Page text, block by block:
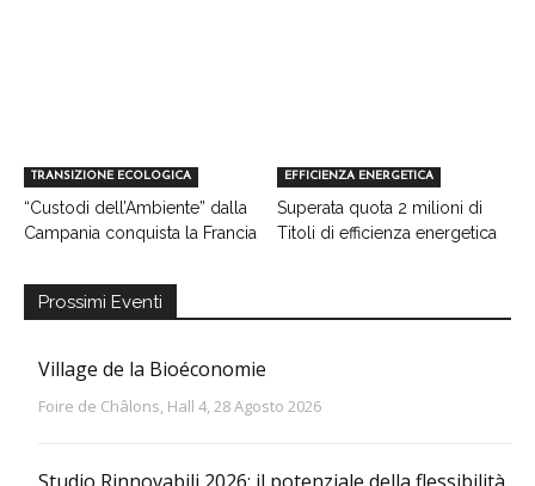
TRANSIZIONE ECOLOGICA
“Custodi dell’Ambiente” dalla
Campania conquista la Francia
EFFICIENZA ENERGETICA
Superata quota 2 milioni di
Titoli di efficienza energetica
Prossimi Eventi
Village de la Bioéconomie
Foire de Châlons, Hall 4, 28 Agosto 2026